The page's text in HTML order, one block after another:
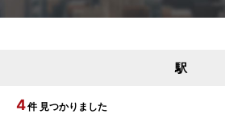
駅
4件 見つかりました